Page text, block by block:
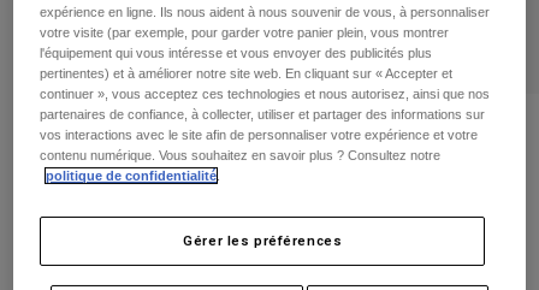
Protections
Masques
Chaussettes
Accessoires
Pièces de rechange
Masques
Chaussettes
Sacs et accessoires
Pièces de rechange
Sweats et Pulls
Vestes
Pantalons
Chemises
Voir tout
Enfants
Casques
Maillots
Pantalons
Bottes
Protections
Masques
Avis
Veste pour femme Ranger 2.5-Layer
expérience en ligne. Ils nous aident à nous souvenir de vous, à personnaliser
votre visite (par exemple, pour garder votre panier plein, vous montrer
l'équipement qui vous intéresse et vous envoyer des publicités plus
pertinentes) et à améliorer notre site web. En cliquant sur « Accepter et
continuer », vous acceptez ces technologies et nous autorisez, ainsi que nos
partenaires de confiance, à collecter, utiliser et partager des informations sur
vos interactions avec le site afin de personnaliser votre expérience et votre
contenu numérique. Vous souhaitez en savoir plus ? Consultez notre
politique de confidentialité
Gérer les préférences